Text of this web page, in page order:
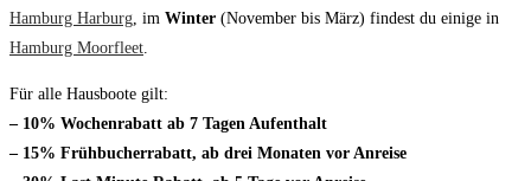
Hamburg Harburg, im Winter (November bis März) findest du einige in
Hamburg Moorfleet.
Für alle Hausboote gilt:
– 10% Wochenrabatt ab 7 Tagen Aufenthalt
– 15% Frühbucherrabatt, ab drei Monaten vor Anreise